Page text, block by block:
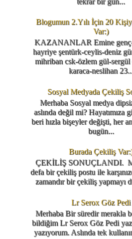
Blogumun 2.Yılı İçin 20
Var:)
KAZANANLAR Emine
hayriye şentürk-ceylis-deniz
mihriban csk-özlem gül-sergül
karaca-neslihan
Sosyal Medyada Çekiliş
Merhaba Sosyal medya
aslında değil mi? Hayatımıza
beri hızla bişeyler değişti, her
bugün...
Burada Çekiliş
ÇEKİLİŞ SONUÇLANDI.
defa bir çekiliş postu ile
zamandır bir çekiliş yapmayı
Lr Serox Göz Pedi
Merhaba Bir süredir merakla
bildiğim Lr Serox Göz Pedi
yazıyorum. Aslında tek